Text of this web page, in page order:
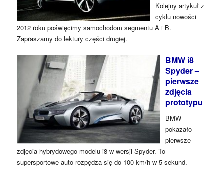
Kolejny artykuł z
cyklu nowości
2012 roku poświęcimy samochodom segmentu A i B.
Zapraszamy do lektury części drugiej.
BMW i8
Spyder –
pierwsze
zdjęcia
prototypu
BMW
pokazało
pierwsze
zdjęcia hybrydowego modelu i8 w wersji Spyder. To
supersportowe auto rozpędza się do 100 km/h w 5 sekund.